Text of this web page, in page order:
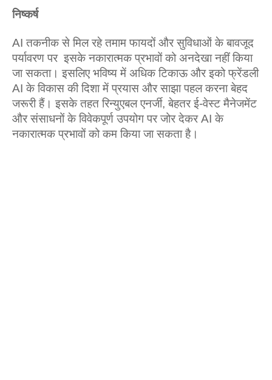
निष्कर्ष
AI तकनीक से मिल रहे तमाम फायदों और सुविधाओं के बावजूद
पर्यावरण पर इसके नकारात्‍मक प्रभावों को अनदेखा नहीं किया
जा सकता। इसलिए भविष्‍य में अधिक टिकाऊ और इको फ्रेंडली
AI के विकास की दिशा में प्रयास और साझा पहल करना बेहद
जरूरी हैं। इसके तहत रिन्‍युएबल एनर्जी, बेहतर ई-वेस्‍ट मैनेजमेंट
और संसाधनों के विवेकपूर्ण उपयोग पर जोर देकर AI के
नकारात्मक प्रभावों को कम किया जा सकता है।